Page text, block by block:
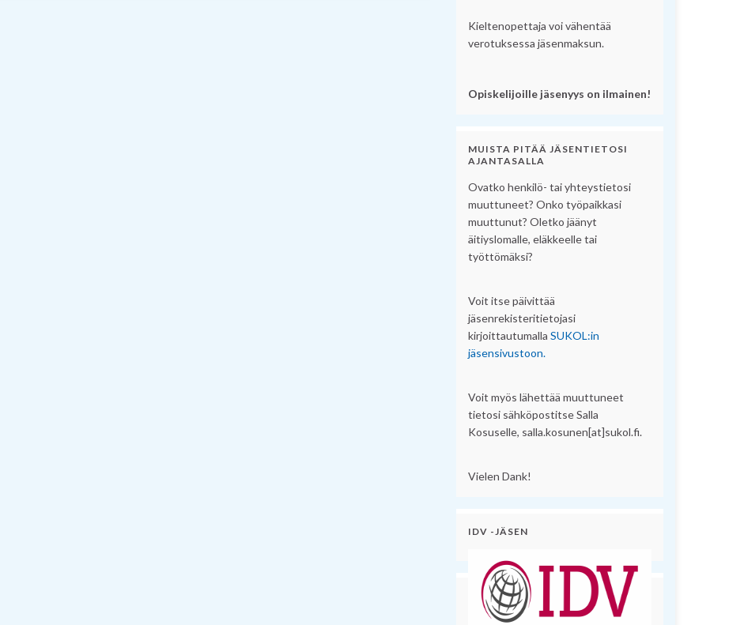
Kieltenopettaja voi vähentää
verotuksessa jäsenmaksun.
Opiskelijoille jäsenyys on ilmainen!
MUISTA PITÄÄ JÄSENTIETOSI
AJANTASALLA
Ovatko henkilö- tai yhteystietosi
muuttuneet? Onko työpaikkasi
muuttunut? Oletko jäänyt
äitiyslomalle, eläkkeelle tai
työttömäksi?
Voit itse päivittää
jäsenrekisteritietojasi
kirjoittautumalla SUKOL:in
jäsensivustoon.
Voit myös lähettää muuttuneet
tietosi sähköpostitse Salla
Kosuselle, salla.kosunen[at]sukol.fi.
Vielen Dank!
IDV -JÄSEN